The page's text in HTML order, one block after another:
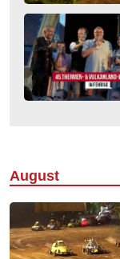
August